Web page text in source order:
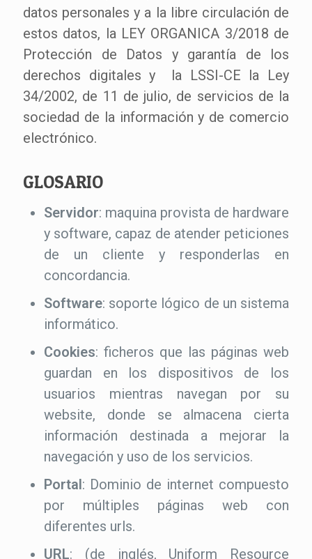
datos personales y a la libre circulación de
estos datos, la LEY ORGANICA 3/2018 de
Protección de Datos y garantía de los
derechos digitales y la LSSI-CE la Ley
34/2002, de 11 de julio, de servicios de la
sociedad de la información y de comercio
electrónico.
GLOSARIO
Servidor: maquina provista de hardware
y software, capaz de atender peticiones
de un cliente y responderlas en
concordancia.
Software: soporte lógico de un sistema
informático.
Cookies: ficheros que las páginas web
guardan en los dispositivos de los
usuarios mientras navegan por su
website, donde se almacena cierta
información destinada a mejorar la
navegación y uso de los servicios.
Portal: Dominio de internet compuesto
por múltiples páginas web con
diferentes urls.
URL: (de inglés, Uniform Resource